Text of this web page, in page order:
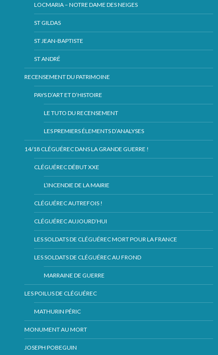
LOCMARIA – NOTRE DAME DES NEIGES
ST GILDAS
ST JEAN-BAPTISTE
ST ANDRÉ
RECENSEMENT DU PATRIMOINE
PAYS D’ART ET D’HISTOIRE
LE TUTO DU RECENSEMENT
LES PREMIERS ÉLEMENTS D’ANALYSES
14/18 CLÉGUÉREC DANS LA GRANDE GUERRE !
CLÉGUÉREC DÉBUT XXE
L’INCENDIE DE LA MAIRIE
CLÉGUÉREC AUTREFOIS !
CLÉGUÉREC AUJOURD’HUI
LES SOLDATS DE CLÉGUÉREC MORT POUR LA FRANCE
LES SOLDATS DE CLÉGUÉREC AU FROND
MARRAINE DE GUERRE
LES POILUS DE CLÉGUÉREC
MATHURIN PÉRIC
MONUMENT AU MORT
JOSEPH POBEGUIN